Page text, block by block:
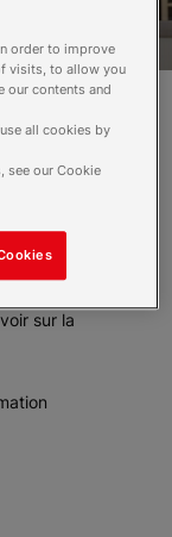
en
sur la
order to improve
visits, to allow you
our contents and
all cookies by
see our Cookie